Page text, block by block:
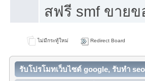
สฟรี smf ขาย
ไม่มีกระทู้ใหม่ Redirect Board
รับโปรโมทเว็บไซต์ google, รับทำ